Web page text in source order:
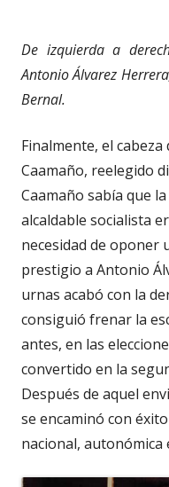
De izquierda a
Antonio Álvarez
Bernal.
Finalmente, el cabeza
Caamaño, reelegido
Caamaño sabía que
alcaldable socialista
necesidad de oponer
prestigio a Antonio
urnas acabó con la
consiguió frenar la
antes, en las
convertido en la
Después de aquel
se encaminó con
nacional, autonómica